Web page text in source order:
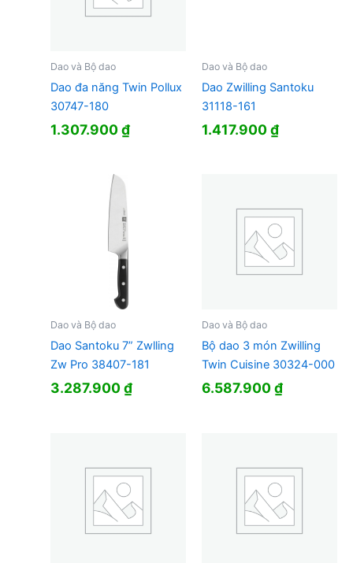
Dao và Bộ dao
Dao đa năng Twin Pollux
30747-180
1.307.900₫
Dao và Bộ dao
Dao Zwilling Santoku
31118-161
1.417.900₫
Dao và Bộ dao
Dao Santoku 7” Zwlling
Zw Pro 38407-181
3.287.900₫
Dao và Bộ dao
Bộ dao 3 món Zwilling
Twin Cuisine 30324-000
6.587.900₫